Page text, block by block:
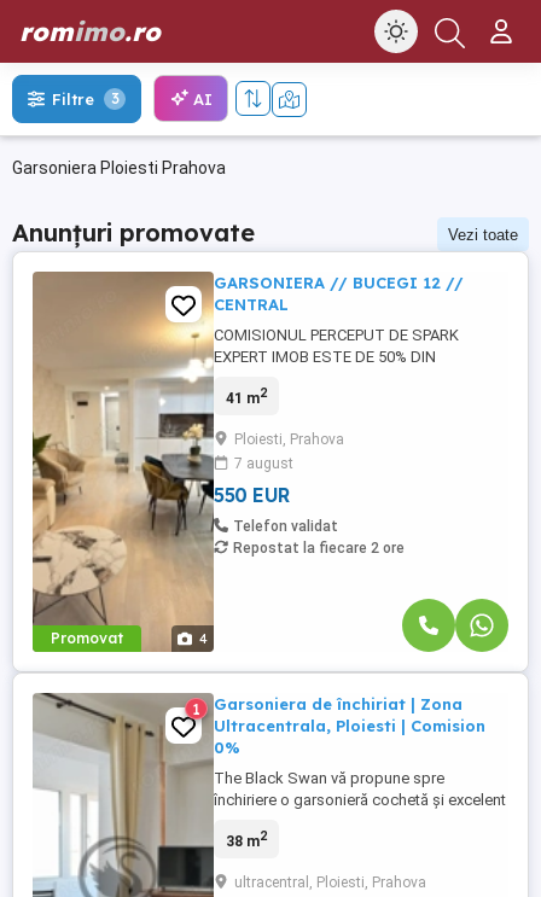
romimo.ro
Garsoniera Ploiesti Prahova
Filtre 3 AI
Anunțuri promovate Vezi toate
Promovat 4
GARSONIERA // BUCEGI 12 //
CENTRAL
COMISIONUL PERCEPUT DE SPARK
EXPERT IMOB ESTE DE 50% DIN
EXPERT IMOB va prezinta spre INCHIRIERE
PLOIESTI, BUCEGI 12 CENTRAL
RESIDENCE , in centrul Ploieștiului, lângă
Parcul Mihai Viteazul, Inspectoratul de
41 m2
Ploiesti, Prahova
7 august
550 EUR
Telefon validat
Repostat la fiecare 2 ore
1
Garsoniera de închiriat | Zona
Ultracentrala, Ploiesti | Comision
0%
The Black Swan vă propune spre
închiriere o garsonieră cochetă și excelent
zona Ultracentrală, la adresa Piața
utilă generoasă de 38 mp, această
38 m2
ultracentral, Ploiesti, Prahova